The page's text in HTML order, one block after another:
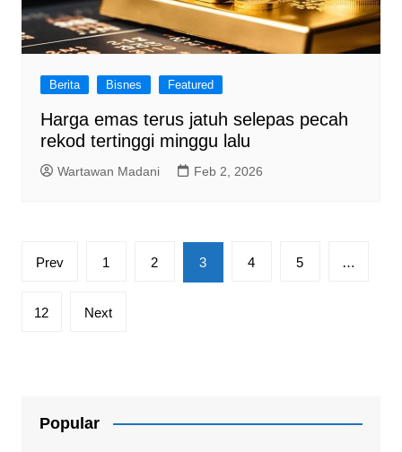
Berita Bisnes Featured
Harga emas terus jatuh selepas pecah
rekod tertinggi minggu lalu
Wartawan Madani Feb 2, 2026
Posts
Prev 1 2 3 4 5 …
12 Next
Popular